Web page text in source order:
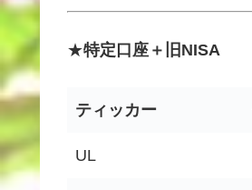
★特定口座＋旧NISA
ティッカー
UL